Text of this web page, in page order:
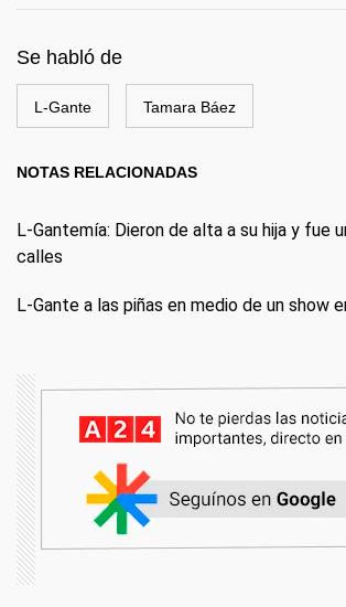
Se habló de
L-Gante Tamara Báez
NOTAS RELACIONADAS
L-Gantemía: Dieron de alta a su hija y fue
calles
L-Gante a las piñas en medio de un show